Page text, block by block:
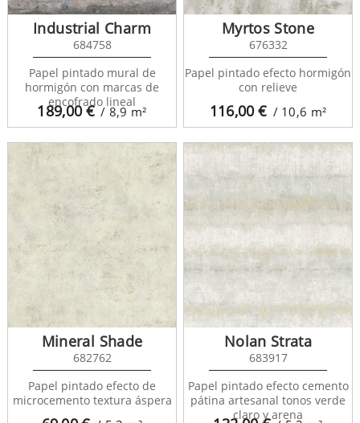
189,00€ / 8,9m²
Industrial Charm
684758
Papel pintado mural de
hormigón con marcas de
encofrado lineal
116,00€ / 10,6 m²
Myrtos Stone
676332
Papel pintado efecto hormigón
con relieve
Mineral Shade
682762
Papel pintado efecto de
microcemento textura áspera
Nolan Strata
683917
Papel pintado efecto cemento
pátina artesanal tonos verde
claro y arena